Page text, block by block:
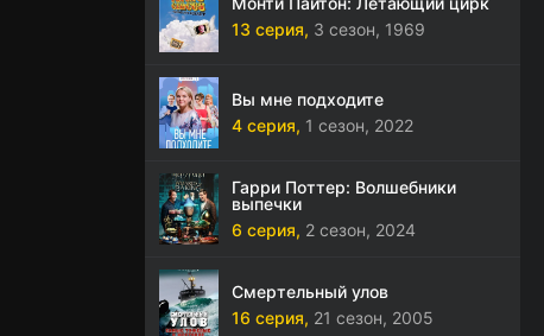
13 серия, 3 сезон, 1969
Вы мне подходите
4 серия, 1 сезон, 2022
Гарри Поттер: Волшебники
выпечки
6 серия, 2 сезон, 2024
Смертельный улов
16 серия, 21 сезон, 2005